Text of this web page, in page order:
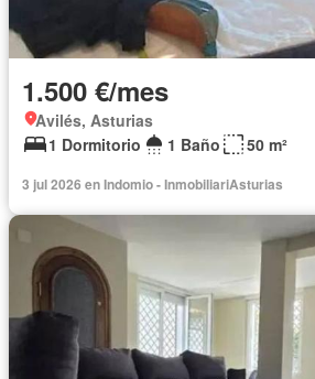
1.500 €/mes
Avilés, Asturias
1 Dormitorio
1 Baño 50 m²
3 jul 2026 en Indomio - InmobiliariAsturias